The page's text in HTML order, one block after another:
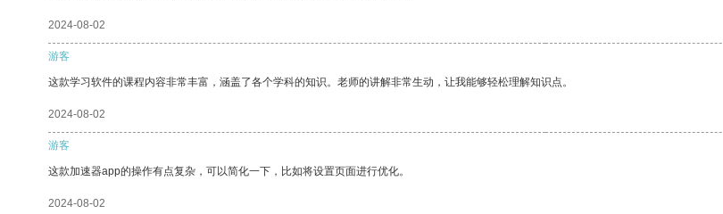
2024-08-02
游客
这款学习软件的课程内容非常丰富，涵盖了各个学科的知识。老师的讲解非常生动，让我能够轻松理解知识点。
2024-08-02
游客
这款加速器app的操作有点复杂，可以简化一下，比如将设置页面进行优化。
2024-08-02